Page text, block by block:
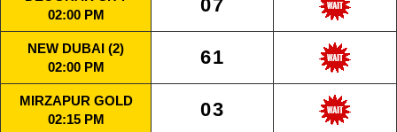
02:00 PM
07
NEW DUBAI (2)
02:00 PM
61
MIRZAPUR GOLD
02:15 PM
03